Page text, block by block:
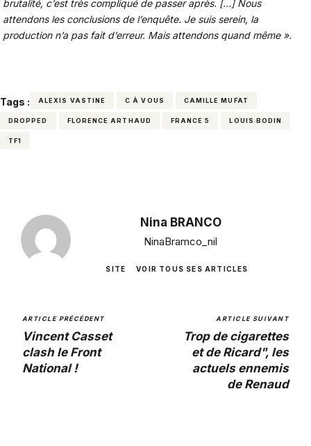
brutalité, c’est très compliqué de passer après. […] Nous
attendons les conclusions de l’enquête. Je suis serein, la
production n’a pas fait d’erreur. Mais attendons quand même ».
Tags : ALEXIS VASTINE C À VOUS CAMILLE MUFAT
DROPPED FLORENCE ARTHAUD FRANCE 5 LOUIS BODIN
TF1
Nina BRANCO
NinaBramco_nil
SITE VOIR TOUS SES ARTICLES
ARTICLE PRÉCÉDENT
Vincent Casset
clash le Front
National !
ARTICLE SUIVANT
Trop de cigarettes
et de Ricard", les
actuels ennemis
de Renaud